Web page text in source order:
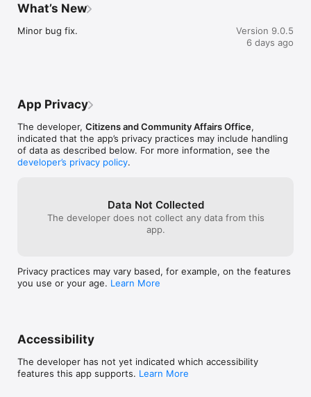
What’s New
Minor bug fix.
Version 9.0.5
6 days ago
App Privacy
The developer, Citizens and Community Affairs Office,
indicated that the app’s privacy practices may include handling
of data as described below. For more information, see the
developer’s privacy policy.
Data Not Collected
The developer does not collect any data from this
app.
Privacy practices may vary based, for example, on the features
you use or your age. Learn More
Accessibility
The developer has not yet indicated which accessibility
features this app supports. Learn More